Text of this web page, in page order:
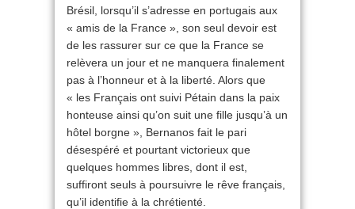
Brésil, lorsqu’il s’adresse en portugais aux
« amis de la France », son seul devoir est
de les rassurer sur ce que la France se
relèvera un jour et ne manquera finalement
pas à l’honneur et à la liberté. Alors que
« les Français ont suivi Pétain dans la paix
honteuse ainsi qu’on suit une fille jusqu’à un
hôtel borgne », Bernanos fait le pari
désespéré et pourtant victorieux que
quelques hommes libres, dont il est,
suffiront seuls à poursuivre le rêve français,
qu’il identifie à la chrétienté.